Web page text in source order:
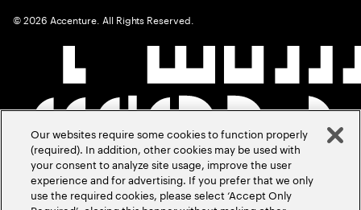
©2026 Accenture. All Rights Reserved.
Our websites require some cookies to function properly
(required). In addition, other cookies may be used with
your consent to analyze site usage, improve the user
experience and for advertising. If you prefer that we only
use the required cookies, please select ‘Accept Only